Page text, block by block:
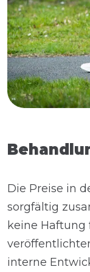
Die Preise in
sorgfältig
keine Haftung
interne